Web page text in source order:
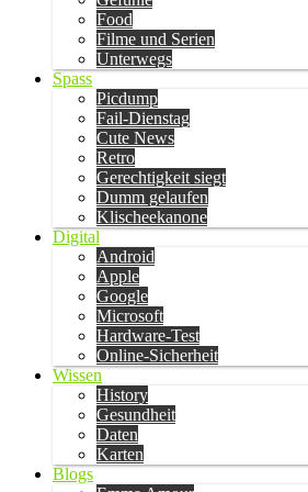
Food
Filme und Serien
Unterwegs
Spass
Picdump
Fail-Dienstag
Cute News
Retro
Gerechtigkeit siegt
Dumm gelaufen
Klischeekanone
Digital
Android
Apple
Google
Microsoft
Hardware-Test
Online-Sicherheit
Wissen
History
Gesundheit
Daten
Karten
Blogs